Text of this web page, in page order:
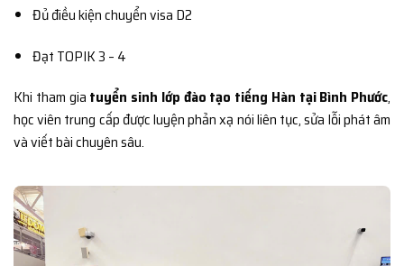
Đủ điều kiện chuyển visa D2
Đạt TOPIK 3 – 4
Khi tham gia tuyển sinh lớp đào tạo tiếng Hàn tại Bình Phước,
học viên trung cấp được luyện phản xạ nói liên tục, sửa lỗi phát âm
và viết bài chuyên sâu.